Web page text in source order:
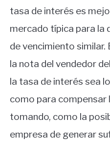
tasa de interés es
mercado típica para la
de vencimiento similar.
la nota del vendedor
la tasa de interés sea
como para compensar
tomando, como la
empresa de generar